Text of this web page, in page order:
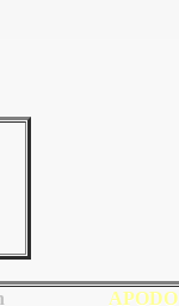
Pavón APODO